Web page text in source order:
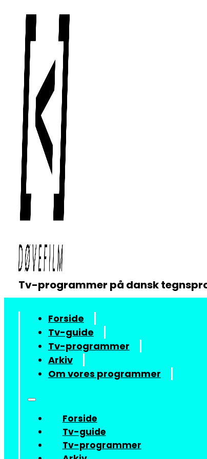
Tv-programmer på dansk
Forside
Tv-guide
Tv-programmer
Arkiv
Om vores programmer
Forside
Tv-guide
Tv-programmer